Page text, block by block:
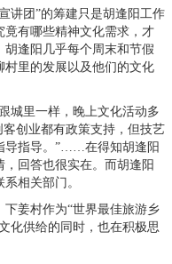
讲团”的筹建只是胡逢阳工作
竟有哪些精神文化需求，才
逢阳几乎每个周末和节假
村里的发展以及他们的文化
城里一样，晚上文化活动多
创业都有政策支持，但技艺
导指导。”……在得知胡逢阳
回答也很实在。而胡逢阳
相关部门。
姜村作为“世界最佳旅游乡
化供给的同时，也在积极思